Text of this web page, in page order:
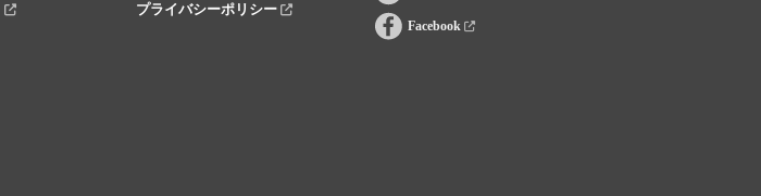
プライバシーポリシー
Facebook